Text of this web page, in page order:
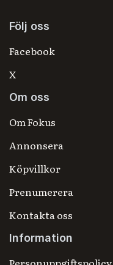
Följ oss
Facebook
X
Om oss
Om Fokus
Annonsera
Köpvillkor
Prenumerera
Kontakta oss
Information